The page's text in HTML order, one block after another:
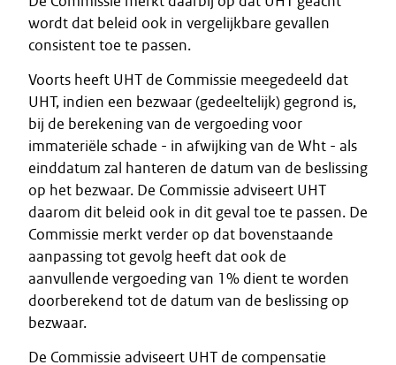
wordt dat beleid ook in vergelijkbare gevallen
consistent toe te passen.
Voorts heeft UHT de Commissie meegedeeld dat
UHT, indien een bezwaar (gedeeltelijk) gegrond is,
bij de berekening van de vergoeding voor
immateriële schade - in afwijking van de Wht - als
einddatum zal hanteren de datum van de beslissing
op het bezwaar. De Commissie adviseert UHT
daarom dit beleid ook in dit geval toe te passen. De
Commissie merkt verder op dat bovenstaande
aanpassing tot gevolg heeft dat ook de
aanvullende vergoeding van 1% dient te worden
doorberekend tot de datum van de beslissing op
bezwaar.
De Commissie adviseert UHT de compensatie